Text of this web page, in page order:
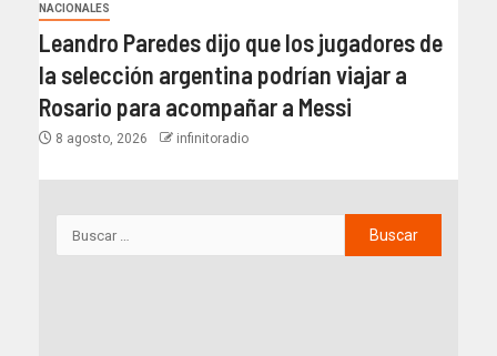
NACIONALES
Leandro Paredes dijo que los jugadores de
la selección argentina podrían viajar a
Rosario para acompañar a Messi
8 agosto, 2026 infinitoradio